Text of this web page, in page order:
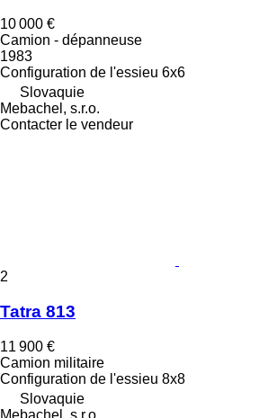
10 000 €
Camion - dépanneuse
1983
Configuration de l'essieu 6x6
Slovaquie
Mebachel, s.r.o.
Contacter le vendeur
2
Tatra 813
11 900 €
Camion militaire
Configuration de l'essieu 8x8
Slovaquie
Mebachel, s.r.o.